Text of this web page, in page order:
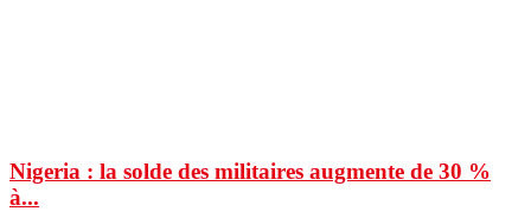
Nigeria : la solde des militaires augmente de 30 %
à...